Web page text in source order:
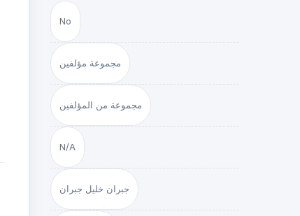
No
مجموعة مؤلفين
مجموعة من المؤلفين
N/A
جبران خليل جبران